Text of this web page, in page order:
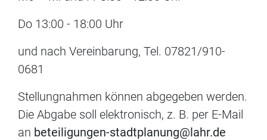
Do 13:00 - 18:00 Uhr
und nach Vereinbarung, Tel. 07821/910-
0681
Stellungnahmen können abgegeben werden.
Die Abgabe soll elektronisch, z. B. per E-Mail
an beteiligungen-stadtplanung@lahr.de